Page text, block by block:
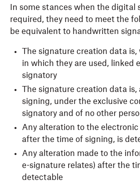
In some stances when the digital
required, they need to meet the
be equivalent to handwritten
The signature creation data
in which they are used, linked
signatory
The signature creation data
signing, under the exclusive
signatory and of no other
Any alteration to the
after the time of signing, is
Any alteration made to the
e-signature relates) after the
detectable